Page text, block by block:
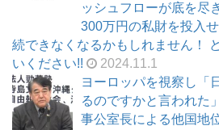
ッシュフローが底を尽
300万円の私財を投入
続できなくなるかもしれません！
いください!!
2024.11.1
ヨーロッパを視察し「
るのですかと言われた
事公室長による他国地